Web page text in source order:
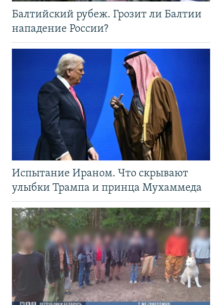
Балтийский рубеж. Грозит ли Балтии
нападение России?
Испытание Ираном. Что скрывают
улыбки Трампа и принца Мухаммеда